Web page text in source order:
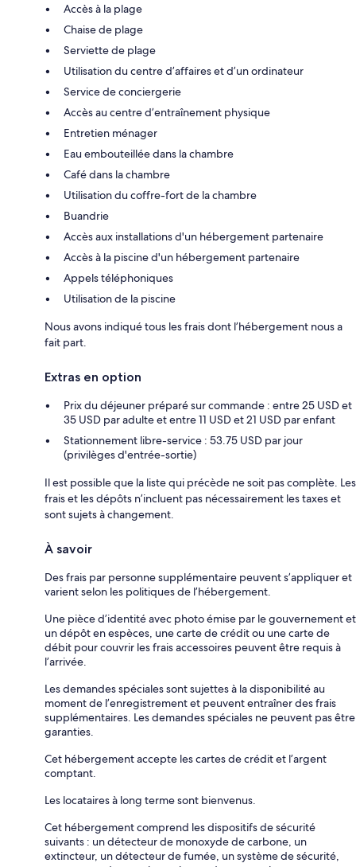
Accès à la plage
Chaise de plage
Serviette de plage
Utilisation du centre d’affaires et d’un ordinateur
Service de conciergerie
Accès au centre d’entraînement physique
Entretien ménager
Eau embouteillée dans la chambre
Café dans la chambre
Utilisation du coffre-fort de la chambre
Buandrie
Accès aux installations d'un hébergement partenaire
Accès à la piscine d'un hébergement partenaire
Appels téléphoniques
Utilisation de la piscine
Nous avons indiqué tous les frais dont l’hébergement nous a
fait part.
Extras en option
Prix du déjeuner préparé sur commande : entre 25 USD et
35 USD par adulte et entre 11 USD et 21 USD par enfant
Stationnement libre-service : 53.75 USD par jour
(privilèges d'entrée-sortie)
Il est possible que la liste qui précède ne soit pas complète. Les
frais et les dépôts n’incluent pas nécessairement les taxes et
sont sujets à changement.
À savoir
Des frais par personne supplémentaire peuvent s’appliquer et
varient selon les politiques de l’hébergement.
Une pièce d’identité avec photo émise par le gouvernement et
un dépôt en espèces, une carte de crédit ou une carte de
débit pour couvrir les frais accessoires peuvent être requis à
l’arrivée.
Les demandes spéciales sont sujettes à la disponibilité au
moment de l’enregistrement et peuvent entraîner des frais
supplémentaires. Les demandes spéciales ne peuvent pas être
garanties.
Cet hébergement accepte les cartes de crédit et l’argent
comptant.
Les locataires à long terme sont bienvenus.
Cet hébergement comprend les dispositifs de sécurité
suivants : un détecteur de monoxyde de carbone, un
extincteur, un détecteur de fumée, un système de sécurité,